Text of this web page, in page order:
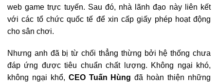
web game trực tuyến. Sau đó, nhà lãnh đạo này liên kết
với các tổ chức quốc tế để xin cấp giấy phép hoạt động
cho sân chơi.
Nhưng anh đã bị từ chối thẳng thừng bởi hệ thống chưa
đáp ứng được tiêu chuẩn chất lượng. Không ngại khó,
không ngại khổ, CEO Tuấn Hùng đã hoàn thiện những